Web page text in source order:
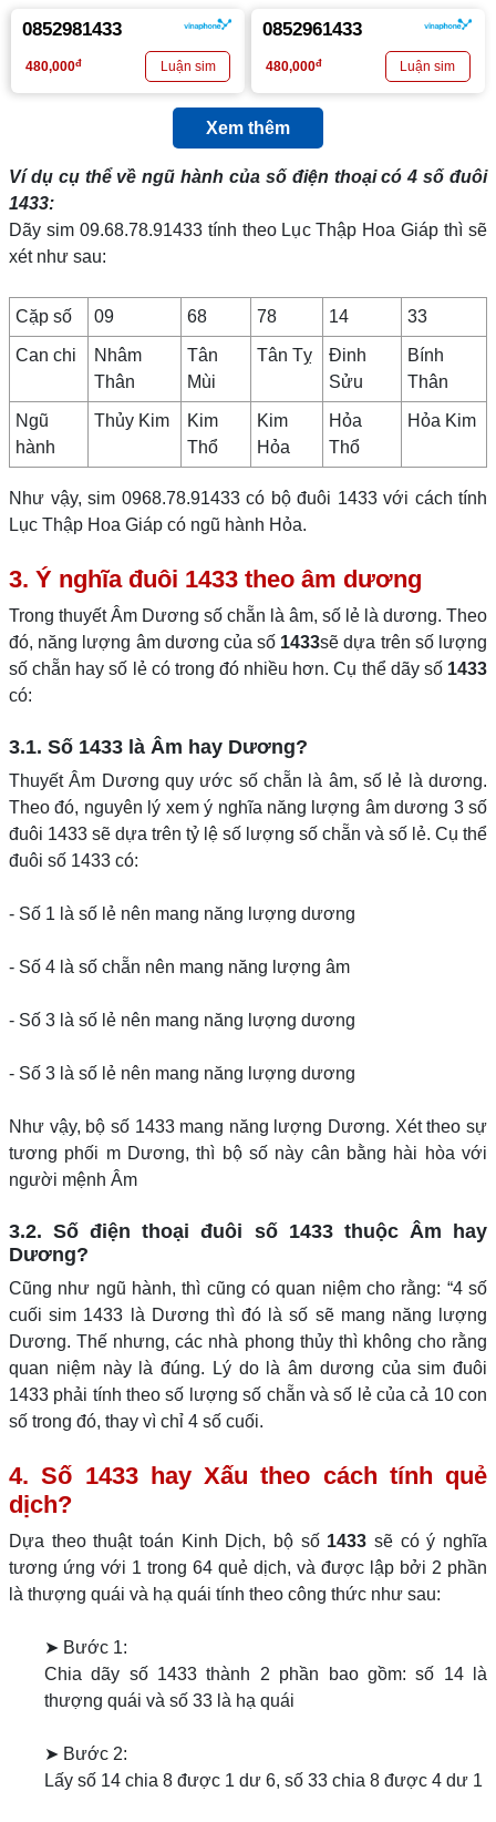
0852981433
480,000đ
0852961433
480,000đ
Xem thêm
Ví dụ cụ thể về ngũ hành của số điện thoại có 4 số đuôi
1433:
Dãy sim 09.68.78.91433 tính theo Lục Thập Hoa Giáp thì sẽ
xét như sau:
Cặp số 09 68 78 14 33
Can chi
Nhâm
Thân
Tân
Mùi
Tân Tỵ
Đinh
Sửu
Bính
Thân
Ngũ
hành
Thủy Kim
Kim
Thổ
Kim
Hỏa
Hỏa
Thổ
Hỏa Kim
Như vậy, sim 0968.78.91433 có bộ đuôi 1433 với cách tính
Lục Thập Hoa Giáp có ngũ hành Hỏa.
3. Ý nghĩa đuôi 1433 theo âm dương
Trong thuyết Âm Dương số chẵn là âm, số lẻ là dương. Theo
đó, năng lượng âm dương của số 1433sẽ dựa trên số lượng
số chẵn hay số lẻ có trong đó nhiều hơn. Cụ thể dãy số 1433
có:
3.1. Số 1433 là Âm hay Dương?
Thuyết Âm Dương quy ước số chẵn là âm, số lẻ là dương.
Theo đó, nguyên lý xem ý nghĩa năng lượng âm dương 3 số
đuôi 1433 sẽ dựa trên tỷ lệ số lượng số chẵn và số lẻ. Cụ thể
đuôi số 1433 có:
- Số 1 là số lẻ nên mang năng lượng dương
- Số 4 là số chẵn nên mang năng lượng âm
- Số 3 là số lẻ nên mang năng lượng dương
- Số 3 là số lẻ nên mang năng lượng dương
Như vậy, bộ số 1433 mang năng lượng Dương. Xét theo sự
tương phối m Dương, thì bộ số này cân bằng hài hòa với
người mệnh Âm
3.2. Số điện thoại đuôi số 1433 thuộc Âm hay
Dương?
Cũng như ngũ hành, thì cũng có quan niệm cho rằng: “4 số
cuối sim 1433 là Dương thì đó là số sẽ mang năng lượng
Dương. Thế nhưng, các nhà phong thủy thì không cho rằng
quan niệm này là đúng. Lý do là âm dương của sim đuôi
1433 phải tính theo số lượng số chẵn và số lẻ của cả 10 con
số trong đó, thay vì chỉ 4 số cuối.
4. Số 1433 hay Xấu theo cách tính quẻ
dịch?
Dựa theo thuật toán Kinh Dịch, bộ số 1433 sẽ có ý nghĩa
tương ứng với 1 trong 64 quẻ dịch, và được lập bởi 2 phần
là thượng quái và hạ quái tính theo công thức như sau:
➤ Bước 1:
Chia dãy số 1433 thành 2 phần bao gồm: số 14 là
thượng quái và số 33 là hạ quái
➤ Bước 2:
Lấy số 14 chia 8 được 1 dư 6, số 33 chia 8 được 4 dư 1